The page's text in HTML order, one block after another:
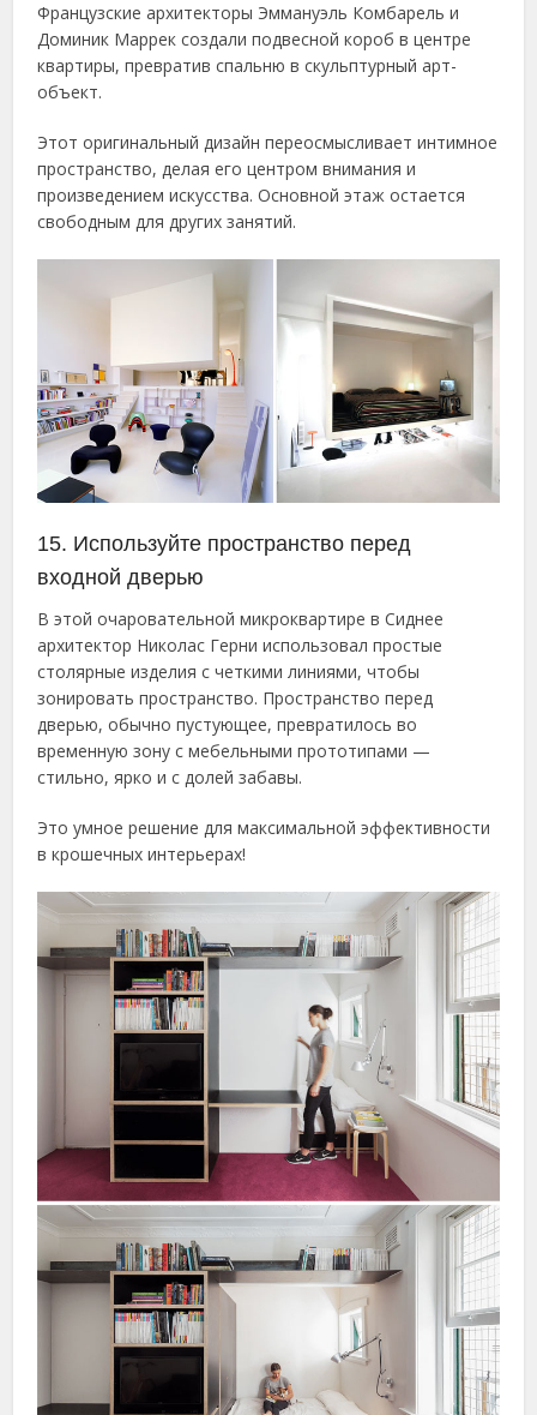
Французские архитекторы Эммануэль Комбарель и
Доминик Маррек создали подвесной короб в центре
квартиры, превратив спальню в скульптурный арт-
объект.
Этот оригинальный дизайн переосмысливает интимное
пространство, делая его центром внимания и
произведением искусства. Основной этаж остается
свободным для других занятий.
15. Используйте пространство перед
входной дверью
В этой очаровательной микроквартире в Сиднее
архитектор Николас Герни использовал простые
столярные изделия с четкими линиями, чтобы
зонировать пространство. Пространство перед
дверью, обычно пустующее, превратилось во
временную зону с мебельными прототипами —
стильно, ярко и с долей забавы.
Это умное решение для максимальной эффективности
в крошечных интерьерах!